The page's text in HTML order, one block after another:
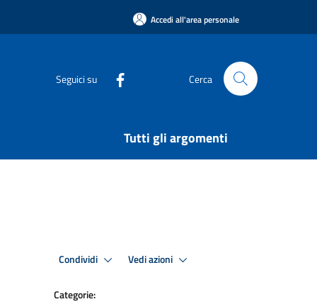
Accedi all'area personale
Seguici su Cerca
Tutti gli argomenti
Condividi Vedi azioni
Categorie: